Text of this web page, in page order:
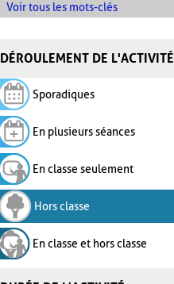
Voir tous les mots-clés
DÉROULEMENT DE L'ACTIVITÉ
Sporadiques
En plusieurs séances
En classe seulement
Hors classe
En classe et hors classe